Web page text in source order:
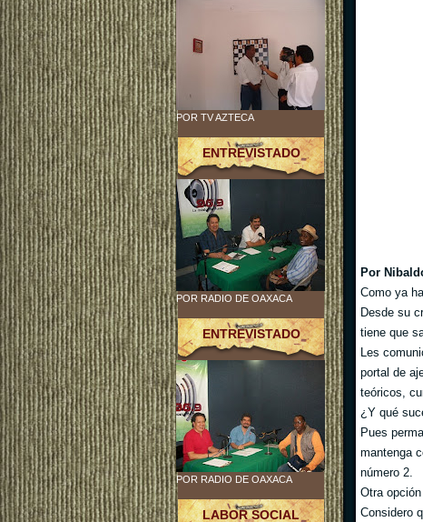
Por
Como ya
Desde su
tiene que
Les
portal de
teóricos,
¿Y qué
Pues
mantenga
número 2.
Otra
Considero
POR TV AZTECA
ENTREVISTADO
POR RADIO DE OAXACA
ENTREVISTADO
POR RADIO DE OAXACA
LABOR SOCIAL